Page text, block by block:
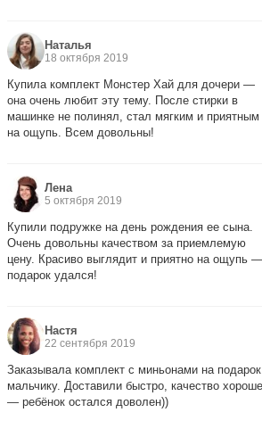
Наталья
18 октября 2019
Купила комплект Монстер Хай для дочери —
она очень любит эту тему. После стирки в
машинке не полинял, стал мягким и приятным
на ощупь. Всем довольны!
Лена
5 октября 2019
Купили подружке на день рождения ее сына.
Очень довольны качеством за приемлемую
цену. Красиво выглядит и приятно на ощупь —
подарок удался!
Настя
22 сентября 2019
Заказывала комплект с миньонами на подарок
мальчику. Доставили быстро, качество
— ребёнок остался доволен))